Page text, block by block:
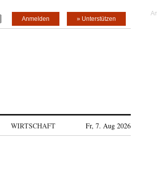
» Unterstützen
Anmelden
WIRTSCHAFT Fr, 7. Aug 2026